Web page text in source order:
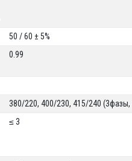
50 / 60 ± 5%
0.99
380/220, 400/230, 415/240
≤ 3